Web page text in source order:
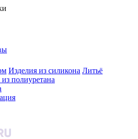
Изделия из силикона Литьё
полиуретана